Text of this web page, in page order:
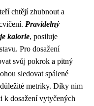
chtějí zhubnout a
Pravidelný
kalorie, posiluje
Pro dosažení
svůj pokrok a pitný
sledovat spálené
metriky. Díky nim
k dosažení vytyčených